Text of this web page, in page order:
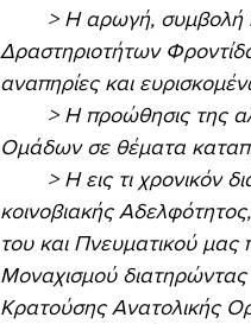
Δραστηριοτήτων
αναπηρίες και
Ομάδων σε θέματα
κοινοβιακής
του και Πνευματικού μας
Μοναχισμού
Κρατούσης Ανατολικής